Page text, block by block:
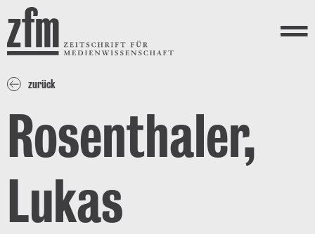
Direkt zum Inhalt
ZEITSCHRIFT FÜR
MEDIENWISSENSCHAFT
Menü
zurück
Rosenthaler,
Lukas